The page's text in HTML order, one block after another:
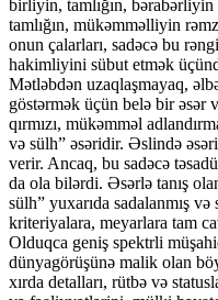
birliyin, tamlığın,
tamlığın, mükəmməlliyin
onun çalarları, sadəcə bu
hakimliyini sübut etmək
Mətləbdən uzaqlaşmayaq,
göstərmək üçün belə bir əsər
qırmızı, mükəmməl
və sülh” əsəridir. Əslində
verir. Ancaq, bu sadəcə
da ola bilərdi. Əsərlə tanış
sülh” yuxarıda sadalanmış
kriteriyalara, meyarlara tam
Olduqca geniş spektrli
dünyagörüşünə malik olan
xırda detalları, rütbə və